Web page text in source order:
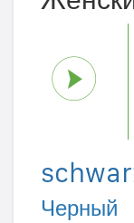
Черный